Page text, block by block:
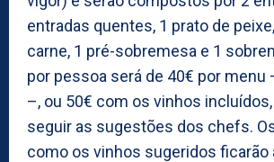
entradas quentes, 1 prato de
carne, 1 pré-sobremesa e 1
por pessoa será de 40€ por menu
–, ou 50€ com os vinhos
seguir as sugestões dos chefs.
como os vinhos sugeridos ficarão